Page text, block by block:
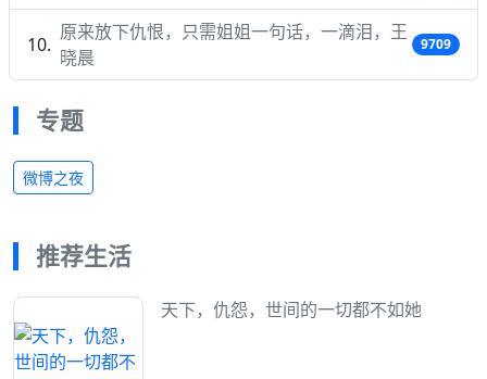
原来放下仇恨，只需姐姐一句话，一滴泪，王
晓晨
9709
专题
微博之夜
推荐生活
天下，仇怨，世间的一切都不如她